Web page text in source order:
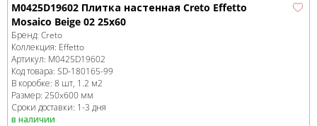
M0425D19602 Плитка настенная Creto Effetto
Mosaico Beige 02 25х60
Бренд: Creto
Коллекция: Effetto
Артикул: M0425D19602
Код товара: SD-180165-99
В коробке: 8 шт, 1.2 м2
Размер: 250x600 мм
Сроки доставки: 1-3 дня
в наличии